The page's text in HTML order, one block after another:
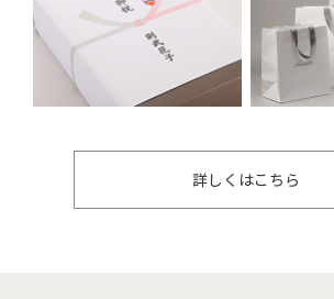
詳しくはこちら